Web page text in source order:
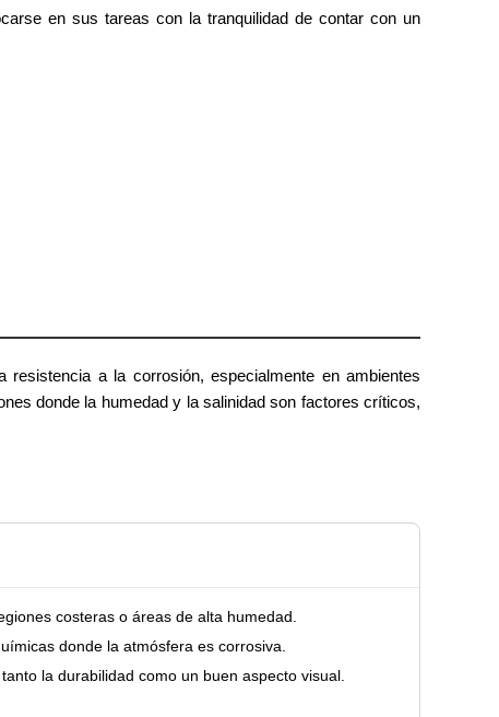
en sus tareas con la tranquilidad de contar con un
a la corrosión, especialmente en ambientes
donde la humedad y la salinidad son factores críticos,
costeras o áreas de alta humedad.
donde la atmósfera es corrosiva.
la durabilidad como un buen aspecto visual.